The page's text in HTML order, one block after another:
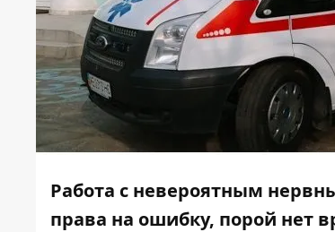
Работа с невероятным
права на ошибку, порой нет